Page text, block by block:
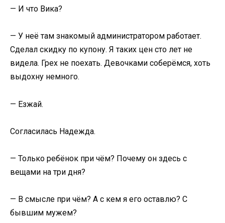
— И что Вика?
— У неё там знакомый администратором работает.
Сделал скидку по купону. Я таких цен сто лет не
видела. Грех не поехать. Девочками соберёмся, хоть
выдохну немного.
— Езжай.
Согласилась Надежда.
— Только ребёнок при чём? Почему он здесь с
вещами на три дня?
— В смысле при чём? А с кем я его оставлю? С
бывшим мужем?